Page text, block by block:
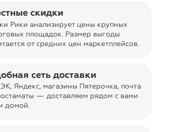
скидки
Рики анализирует цены крупных
площадок. Размер выгоды
от средних цен маркетплейсов.
сеть доставки
Яндекс, магазины Пятерочка, почта
— доставляем рядом с вами
домой.
—